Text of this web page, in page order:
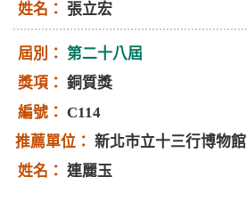
張立宏
第二十八屆
銅質獎
C114
新北市立十三行博物館
連麗玉